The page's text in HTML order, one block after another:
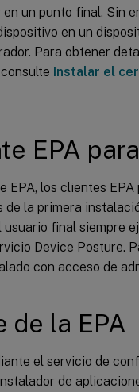
un punto final. Sin
en un
Para obtener
Instalar el
EPA
EPA, los clientes EPA
la primera
final siempre
Device Posture.
con acceso de
de la EPA
el servicio de
de